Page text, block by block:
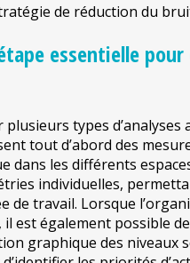
de réduction du
essentielle pour
types d’analyses
tout d’abord des
dans les différents
individuelles,
de travail. Lorsque
est également possible
graphique des niveaux